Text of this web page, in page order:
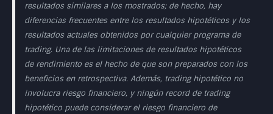
resultados similares a los mostrados; de hecho, hay
diferencias frecuentes entre los resultados hipotéticos y los
resultados actuales obtenidos por cualquier programa de
trading. Una de las limitaciones de resultados hipotéticos
de rendimiento es el hecho de que son preparados con los
beneficios en retrospectiva. Además, trading hipotético no
involucra riesgo financiero, y ningún record de trading
hipotético puede considerar el riesgo financiero de